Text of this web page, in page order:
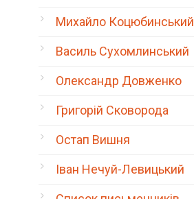
Михайло Коцюбинський
Василь Сухомлинський
Олександр Довженко
Григорій Сковорода
Остап Вишня
Іван Нечуй-Левицький